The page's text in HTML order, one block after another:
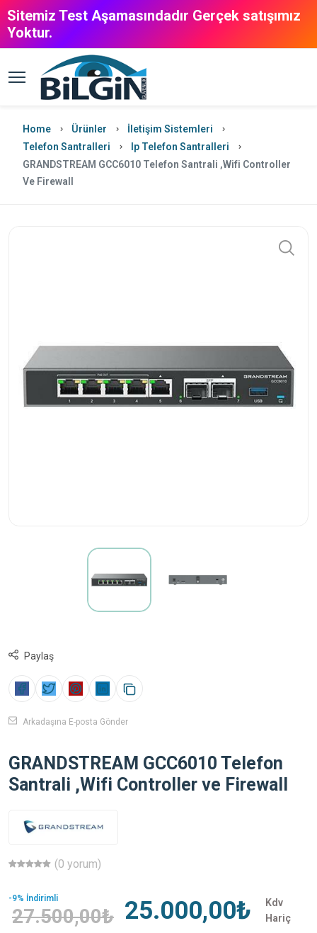
Sitemiz Test Aşamasındadır Gerçek satışımız
Yoktur.
Home Ürünler
İletişim Sistemleri
Telefon Santralleri
Ip Telefon Santralleri
GRANDSTREAM GCC6010 Telefon Santrali ,Wifi Controller
Ve Firewall
Paylaş
Arkadaşına E-posta Gönder
GRANDSTREAM GCC6010 Telefon
Santrali ,Wifi Controller ve Firewall
(0 yorum)
-9% İndirimli
27.500,00₺ 25.000,00₺
Kdv
Hariç